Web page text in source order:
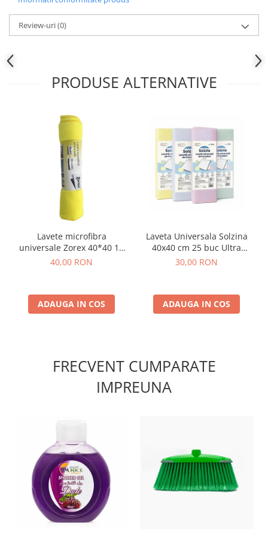
Review-uri(0)
PRODUSE ALTERNATIVE
Lavete microfibra
universale Zorex 40*40 10
buc
40,00 RON
ADAUGA IN COS
Laveta Universala Solzina
40x40 cm 25 buc Ultra
Absorbante, Rezistente,
30,00 RON
ADAUGA IN COS
FRECVENT CUMPARATE
IMPREUNA